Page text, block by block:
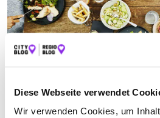
Diese Webseite verwendet
Wir verwenden Cookies, um